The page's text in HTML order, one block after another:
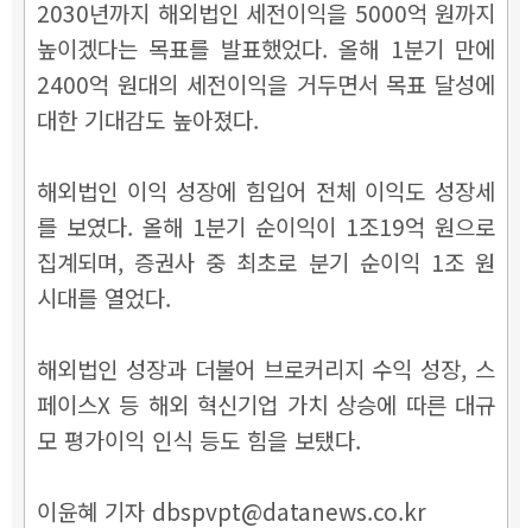
2030년까지 해외법인 세전이익을 5000억 원까지
높이겠다는 목표를 발표했었다. 올해 1분기 만에
2400억 원대의 세전이익을 거두면서 목표 달성에
대한 기대감도 높아졌다.
해외법인 이익 성장에 힘입어 전체 이익도 성장세
를 보였다. 올해 1분기 순이익이 1조19억 원으로
집계되며, 증권사 중 최초로 분기 순이익 1조 원
시대를 열었다.
해외법인 성장과 더불어 브로커리지 수익 성장, 스
페이스X 등 해외 혁신기업 가치 상승에 따른 대규
모 평가이익 인식 등도 힘을 보탰다.
이윤혜 기자 dbspvpt@datanews.co.kr